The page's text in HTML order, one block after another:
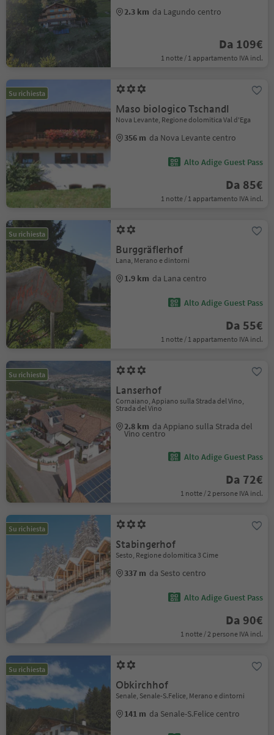
2.3 km da Lagundo centro
Da 109€
1 notte / 1 appartamento IVA incl.
Su richiesta
Maso biologico Tschandl
Nova Levante, Regione dolomitica Val d'Ega
356 m da Nova Levante centro
Alto Adige Guest Pass
Da 85€
1 notte / 1 appartamento IVA incl.
Su richiesta
Burggräflerhof
Lana, Merano e dintorni
1.9 km da Lana centro
Alto Adige Guest Pass
Da 55€
1 notte / 1 appartamento IVA incl.
Su richiesta
Lanserhof
Cornaiano, Appiano sulla Strada del Vino,
Strada del Vino
2.8 km da Appiano sulla Strada del
Vino centro
Alto Adige Guest Pass
Da 72€
1 notte / 2 persone IVA incl.
Su richiesta
Stabingerhof
Sesto, Regione dolomitica 3 Cime
337 m da Sesto centro
Alto Adige Guest Pass
Da 90€
1 notte / 2 persone IVA incl.
Su richiesta
Obkirchhof
Senale, Senale-S.Felice, Merano e dintorni
141 m da Senale-S.Felice centro